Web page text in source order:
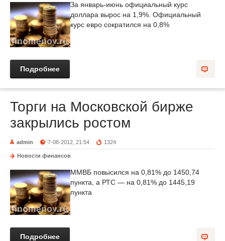
За январь-июнь официальный курс
доллара вырос на 1,9%. Официальный
курс евро сократился на 0,8%
Подробнее
Торги на Московской бирже
закрылись ростом
admin 7-08-2012, 21:54 1324
Новости финансов
ММВБ повысился на 0,81% до 1450,74
пункта, а РТС — на 0,81% до 1445,19
пункта
Подробнее